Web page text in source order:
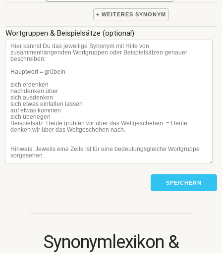
+ WEITERES SYNONYM
Wortgruppen & Beispielsätze (optional)
SPEICHERN
Synonymlexikon &